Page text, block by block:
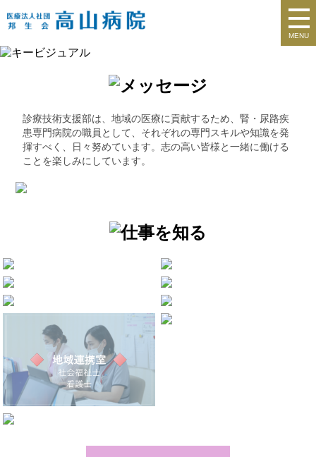
MENU
診療技術支援部は、地域の医療に貢献するため、腎・尿路疾
患専門病院の職員として、それぞれの専門スキルや知識を発
揮すべく、日々努めています。志の高い皆様と一緒に働ける
ことを楽しみにしています。